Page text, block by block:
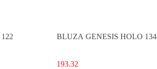
BLUZA GENESIS HOLO 134
193.32